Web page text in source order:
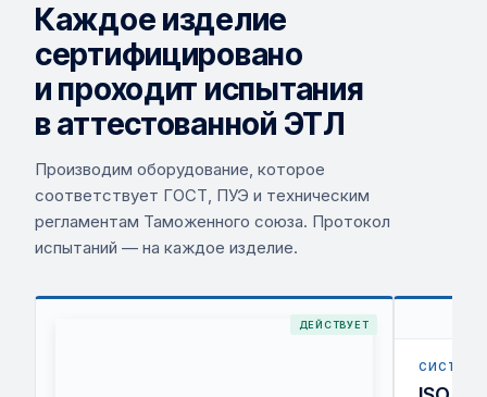
Каждое изделие
сертифицировано
и проходит испытания
в аттестованной ЭТЛ
Производим оборудование, которое
соответствует ГОСТ, ПУЭ и техническим
регламентам Таможенного союза. Протокол
испытаний — на каждое изделие.
ДЕЙСТВУЕТ